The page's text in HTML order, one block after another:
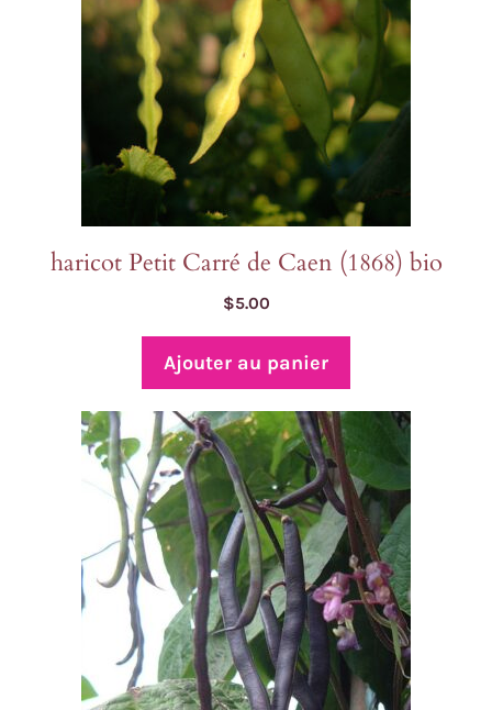
haricot Petit Carré de Caen (1868) bio
$5.00
Ajouter au panier